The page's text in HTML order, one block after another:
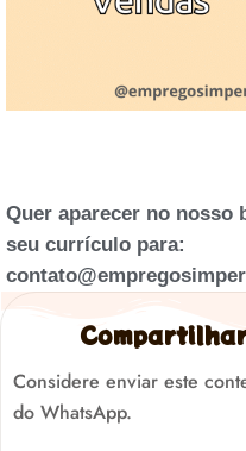
Quer aparecer no nosso
seu currículo para:
Considere enviar este
do WhatsApp.